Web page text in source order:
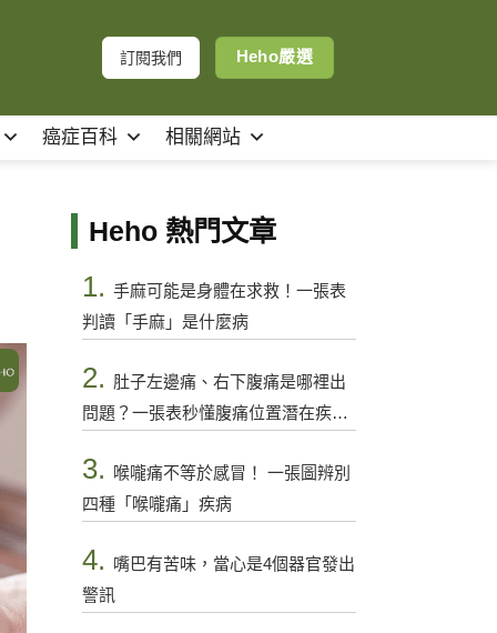
訂閱我們 Heho嚴選
癌症百科 相關網站
Heho 熱門文章
1. 手麻可能是身體在求救！一張表
判讀「手麻」是什麼病
2. 肚子左邊痛、右下腹痛是哪裡出
問題？一張表秒懂腹痛位置潛在疾病
3.
喉嚨痛不等於感冒！ 一張圖辨別
四種「喉嚨痛」疾病
4. 嘴巴有苦味，當心是4個器官發出
警訊